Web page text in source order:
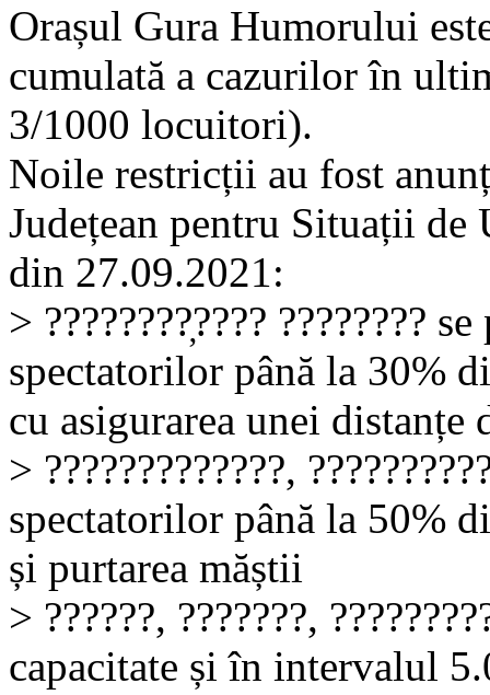
Orașul Gura Humorului
cumulată a cazurilor în
3/1000 locuitori).
Noile restricții au fost
Județean pentru Situații de
din 27.09.2021:
> ????????̦???? ????????
spectatorilor până la 30%
cu asigurarea unei
> ?????????????,
spectatorilor până la 50%
și purtarea măștii
> ??????, ???????,
capacitate și în intervalul